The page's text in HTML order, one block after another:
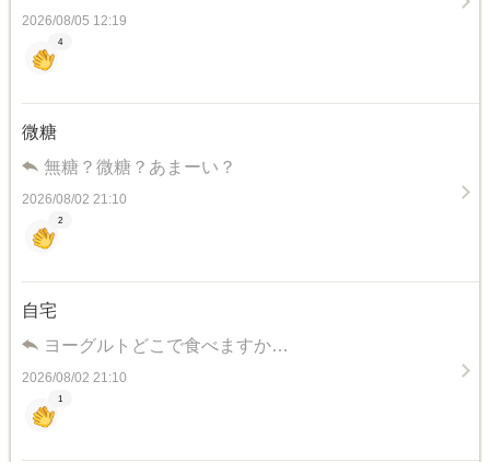
2026/08/05 12:19
4
微糖
無糖？微糖？あまーい？
2026/08/02 21:10
2
自宅
ヨーグルトどこで食べますか…
2026/08/02 21:10
1